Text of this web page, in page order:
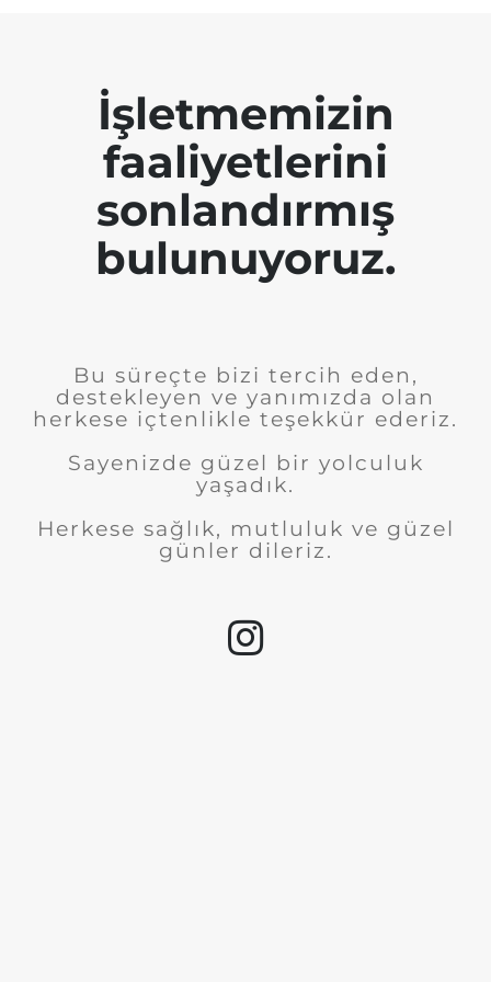
İşletmemizin
faaliyetlerini
sonlandırmış
bulunuyoruz.
Bu süreçte bizi tercih eden,
destekleyen ve yanımızda olan
herkese içtenlikle teşekkür ederiz.
Sayenizde güzel bir yolculuk
yaşadık.
Herkese sağlık, mutluluk ve güzel
günler dileriz.